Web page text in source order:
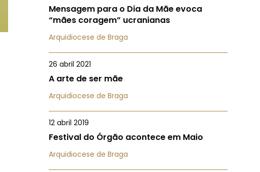
Mensagem para o Dia da Mãe evoca
“mães coragem” ucranianas
Arquidiocese de Braga
26 abril 2021
A arte de ser mãe
Arquidiocese de Braga
12 abril 2019
Festival do Órgão acontece em Maio
Arquidiocese de Braga